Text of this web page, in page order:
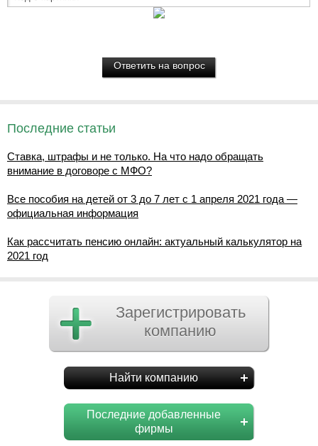
Последние статьи
Ставка, штрафы и не только. На что надо обращать
внимание в договоре с МФО?
Все пособия на детей от 3 до 7 лет с 1 апреля 2021 года —
официальная информация
Как рассчитать пенсию онлайн: актуальный калькулятор на
2021 год
Зарегистрировать
компанию
Найти компанию
Последние добавленные
фирмы